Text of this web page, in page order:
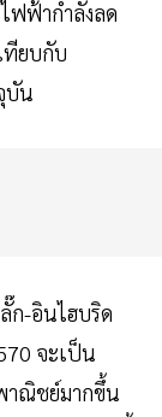
ฟฟ้ากำลังลด
ทียบกับ
บัน
ก-อินไฮบริด
จะเป็น
าณิชย์มากขึ้น